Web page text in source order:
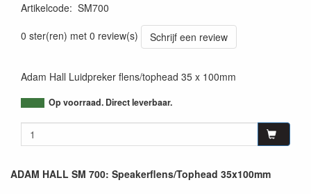
Artikelcode: SM700
0 ster(ren) met 0 review(s)
Schrijf een review
Adam Hall Luidpreker flens/tophead 35 x 100mm
Op voorraad. Direct leverbaar.
ADAM HALL SM 700: Speakerflens/Tophead 35x100mm